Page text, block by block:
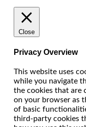
Close
Privacy Overview
This website uses
while you navigate
the cookies that are
on your browser as
of basic
third-party cookies